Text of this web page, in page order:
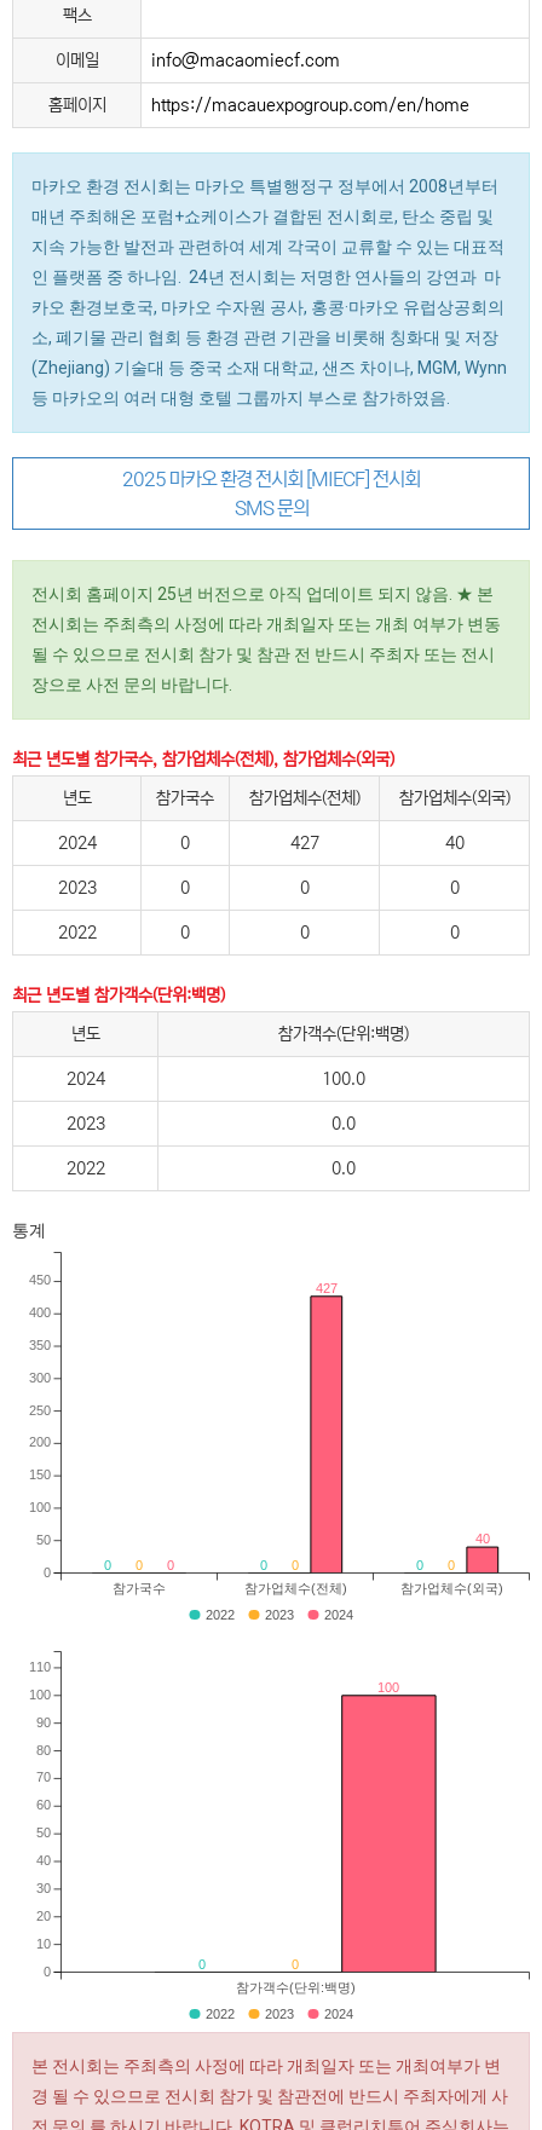
팩스
이메일 info@macaomiecf.com
홈페이지 https://macauexpogroup.com/en/home
마카오 환경 전시회는 마카오 특별행정구 정부에서 2008년부터
매년 주최해온 포럼+쇼케이스가 결합된 전시회로, 탄소 중립 및
지속 가능한 발전과 관련하여 세계 각국이 교류할 수 있는 대표적
인 플랫폼 중 하나임. 24년 전시회는 저명한 연사들의 강연과 마
카오 환경보호국, 마카오 수자원 공사, 홍콩·마카오 유럽상공회의
소, 폐기물 관리 협회 등 환경 관련 기관을 비롯해 칭화대 및 저장
(Zhejiang) 기술대 등 중국 소재 대학교, 샌즈 차이나, MGM, Wynn
등 마카오의 여러 대형 호텔 그룹까지 부스로 참가하였음.
2025 마카오 환경 전시회 [MIECF] 전시회
SMS 문의
전시회 홈페이지 25년 버전으로 아직 업데이트 되지 않음. ★ 본
전시회는 주최측의 사정에 따라 개최일자 또는 개최 여부가 변동
될 수 있으므로 전시회 참가 및 참관 전 반드시 주최자 또는 전시
장으로 사전 문의 바랍니다.
최근 년도별 참가국수, 참가업체수(전체), 참가업체수(외국)
년도
참가국수 참가업체수(전체) 참가업체수(외국)
2024 0 427 40
2023 0 0 0
2022 0 0 0
최근 년도별 참가객수(단위:백명)
년도
참가객수(단위:백명)
2024 100.0
2023 0.0
2022 0.0
통계
0 0 0
0 0 0
0
427
40
참가국수 참가업체수(전체) 참가업체수(외국)
0
50
100
150
200
250
300
350
400
450
2022 2023 2024
0 0
100
참가객수(단위:백명)
0
10
20
30
40
50
60
70
80
90
100
110
2022 2023 2024
본 전시회는 주최측의 사정에 따라 개최일자 또는 개최여부가 변
경 될 수 있으므로 전시회 참가 및 참관전에 반드시 주최자에게 사